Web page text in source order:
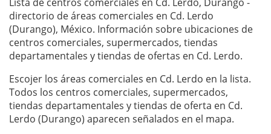
directorio de áreas comerciales en Cd. Lerdo
(Durango), México. Información sobre ubicaciones de
centros comerciales, supermercados, tiendas
departamentales y tiendas de ofertas en Cd. Lerdo.
Escojer los áreas comerciales en Cd. Lerdo en la lista.
Todos los centros comerciales, supermercados,
tiendas departamentales y tiendas de oferta en Cd.
Lerdo (Durango) aparecen señalados en el mapa.